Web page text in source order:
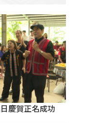
慶賀正名成功